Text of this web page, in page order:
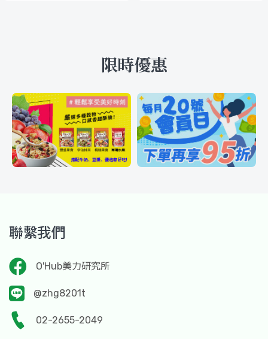
限時優惠
聯繫我們
O'Hub美力研究所
@zhg8201t
02-2655-2049